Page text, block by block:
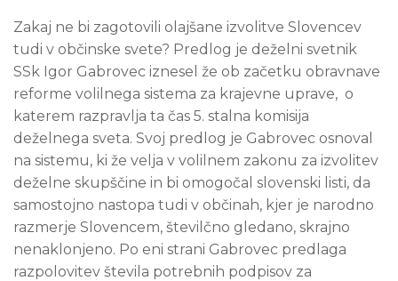
Zakaj ne bi zagotovili olajšane izvolitve Slovencev
tudi v občinske svete? Predlog je deželni svetnik
SSk Igor Gabrovec iznesel že ob začetku obravnave
reforme volilnega sistema za krajevne uprave, o
katerem razpravlja ta čas 5. stalna komisija
deželnega sveta. Svoj predlog je Gabrovec osnoval
na sistemu, ki že velja v volilnem zakonu za izvolitev
deželne skupščine in bi omogočal slovenski listi, da
samostojno nastopa tudi v občinah, kjer je narodno
razmerje Slovencem, številčno gledano, skrajno
nenaklonjeno. Po eni strani Gabrovec predlaga
razpolovitev števila potrebnih podpisov za